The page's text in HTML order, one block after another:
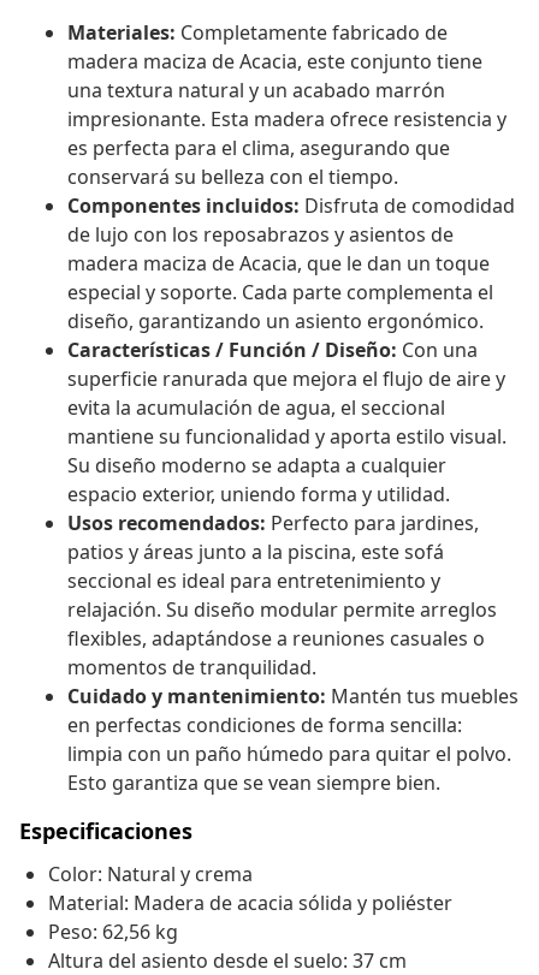
Materiales: Completamente fabricado de
madera maciza de Acacia, este conjunto tiene
una textura natural y un acabado marrón
impresionante. Esta madera ofrece resistencia y
es perfecta para el clima, asegurando que
conservará su belleza con el tiempo.
Componentes incluidos: Disfruta de comodidad
de lujo con los reposabrazos y asientos de
madera maciza de Acacia, que le dan un toque
especial y soporte. Cada parte complementa el
diseño, garantizando un asiento ergonómico.
Características / Función / Diseño: Con una
superficie ranurada que mejora el flujo de aire y
evita la acumulación de agua, el seccional
mantiene su funcionalidad y aporta estilo visual.
Su diseño moderno se adapta a cualquier
espacio exterior, uniendo forma y utilidad.
Usos recomendados: Perfecto para jardines,
patios y áreas junto a la piscina, este sofá
seccional es ideal para entretenimiento y
relajación. Su diseño modular permite arreglos
flexibles, adaptándose a reuniones casuales o
momentos de tranquilidad.
Cuidado y mantenimiento: Mantén tus muebles
en perfectas condiciones de forma sencilla:
limpia con un paño húmedo para quitar el polvo.
Esto garantiza que se vean siempre bien.
Especificaciones
Color: Natural y crema
Material: Madera de acacia sólida y poliéster
Peso: 62,56 kg
Altura del asiento desde el suelo: 37 cm